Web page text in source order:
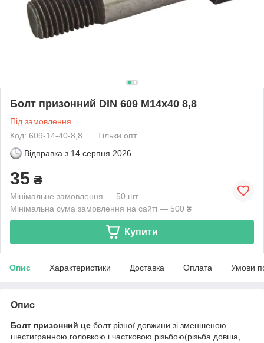
Болт призонний DIN 609 М14х40 8,8
Під замовлення
Код: 609-14-40-8,8
Тільки опт
Відправка з 14 серпня 2026
35 ₴
Мінімальне замовлення — 50 шт.
Мінімальна сума замовлення на сайті — 500 ₴
Купити
Опис Характеристики Доставка Оплата Умови
Опис
Болт призонний це болт різної довжини зі зменшеною
шестигранною головкою і частковою різьбою(різьба довша,